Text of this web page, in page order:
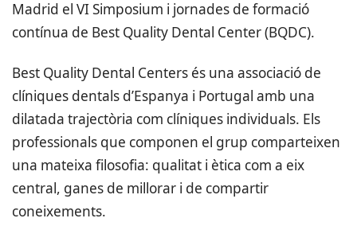
Madrid el VI Simposium i jornades de formació
contínua de Best Quality Dental Center (BQDC).
Best Quality Dental Centers és una associació de
clíniques dentals d’Espanya i Portugal amb una
dilatada trajectòria com clíniques individuals. Els
professionals que componen el grup comparteixen
una mateixa filosofia: qualitat i ètica com a eix
central, ganes de millorar i de compartir
coneixements.